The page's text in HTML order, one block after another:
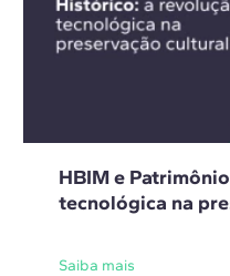
HBIM e
tecnológica na
Saiba mais